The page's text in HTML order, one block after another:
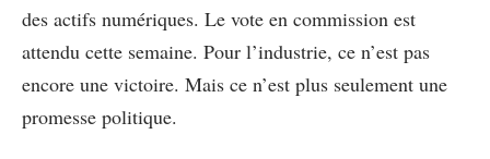
des actifs numériques. Le vote en commission est
attendu cette semaine. Pour l’industrie, ce n’est pas
encore une victoire. Mais ce n’est plus seulement une
promesse politique.